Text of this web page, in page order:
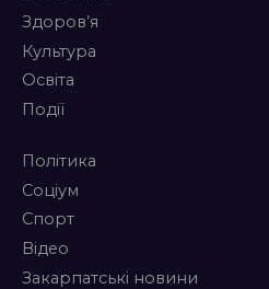
Здоров’я
Культура
Освіта
Події
Політика
Соціум
Спорт
Відео
Закарпатські новини